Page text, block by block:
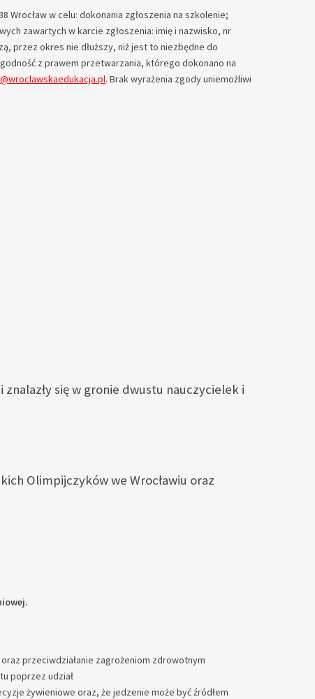
w celu: dokonania zgłoszenia na szkolenie;
zawartych w karcie zgłoszenia: imię i nazwisko, nr
przez okres nie dłuższy, niż jest to niezbędne do
z prawem przetwarzania, którego dokonano na
. Brak wyrażenia zgody uniemożliwi
się w gronie dwustu nauczycielek i
Olimpijczyków we Wrocławiu oraz
przeciwdziałanie zagrożeniom zdrowotnym
poprzez udział
żywieniowe oraz, że jedzenie może być źródłem